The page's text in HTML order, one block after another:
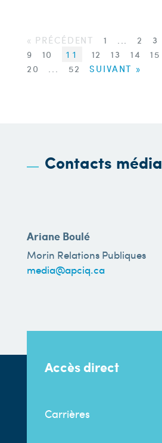
« PRÉCÉDENT 1 ... 2 3
9
10 11 12 13 14 15
20
... 52 SUIVANT »
Contacts média
Ariane Boulé
Morin Relations Publiques
media@apciq.ca
Accès direct
Carrières